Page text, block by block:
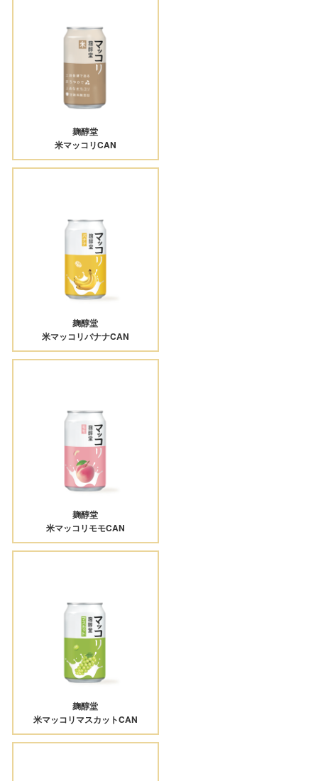
麹醇堂
米マッコリCAN
麹醇堂
米マッコリバナナCAN
麹醇堂
米マッコリモモCAN
麹醇堂
米マッコリマスカットCAN